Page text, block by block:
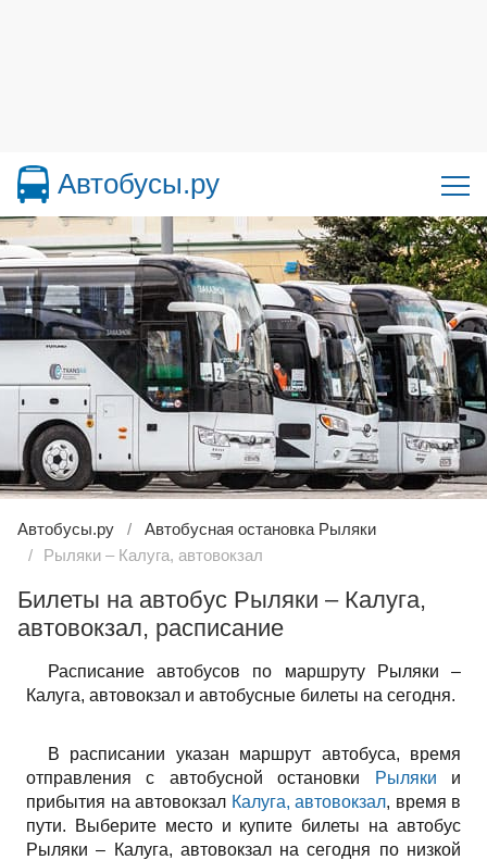
Автобусы.ру
Автобусы.ру
Автобусная остановка Рыляки
Рыляки – Калуга, автовокзал
Билеты на автобус Рыляки – Калуга,
автовокзал, расписание
Расписание автобусов по маршруту Рыляки –
Калуга, автовокзал и автобусные билеты на сегодня.
В расписании указан маршрут автобуса, время
отправления с автобусной остановки
Рыляки и
прибытия на автовокзал Калуга, автовокзал, время в
пути. Выберите место и купите билеты на автобус
Рыляки – Калуга, автовокзал на сегодня по низкой